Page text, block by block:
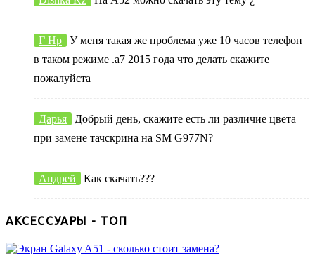
Г Нр
У меня такая же проблема уже 10 часов телефон
в таком режиме .а7 2015 года что делать скажите
пожалуйста
Дарья
Добрый день, скажите есть ли различие цвета
при замене тачскрина на SM G977N?
Андрей Как скачать???
АКСЕССУАРЫ - ТОП